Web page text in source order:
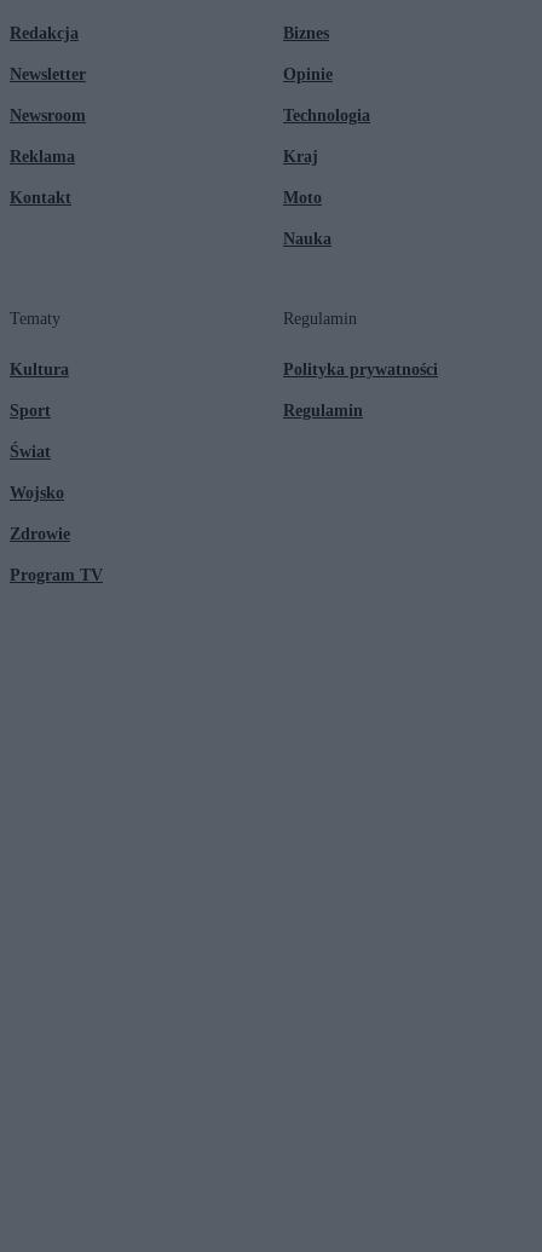
Redakcja
Newsletter
Newsroom
Reklama
Kontakt
Biznes
Opinie
Technologia
Kraj
Moto
Nauka
Tematy
Kultura
Sport
Świat
Wojsko
Zdrowie
Program TV
Regulamin
Polityka prywatności
Regulamin